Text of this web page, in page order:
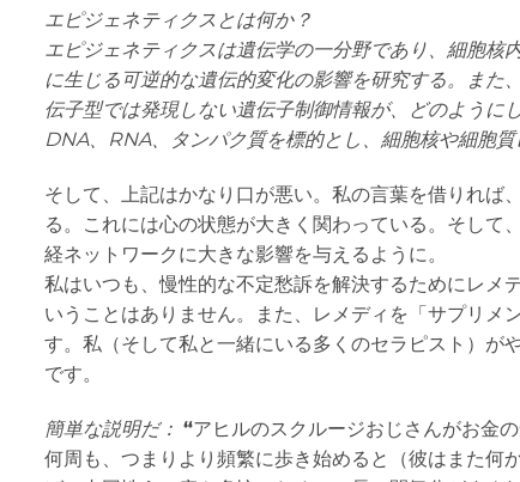
エピジェネティクスとは何か？
エピジェネティクスは遺伝学の一分野であり、細胞
に生じる可逆的な遺伝的変化の影響を研究する。ま
伝子型では発現しない遺伝子制御情報が、どのように
DNA、RNA、タンパク質を標的とし、細胞核や細胞
そして、上記はかなり口が悪い。私の言葉を借りれば
る。これには心の状態が大きく関わっている。そし
経ネットワークに大きな影響を与えるように。
私はいつも、慢性的な不定愁訴を解決するためにレメ
いうことはありません。また、レメディを「サプリメ
す。私（そして私と一緒にいる多くのセラピスト）が
です。
簡単な説明だ： “アヒルのスクルージおじさんがお金
何周も、つまりより頻繁に歩き始めると（彼はまた何